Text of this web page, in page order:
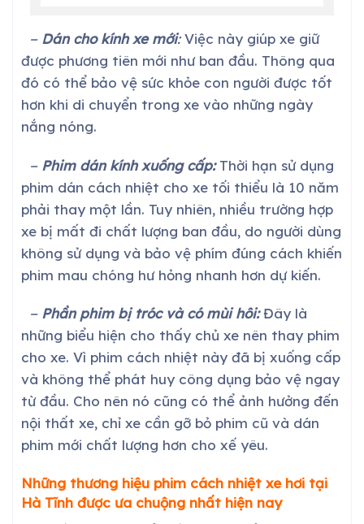
− Dán cho kính xe mới:Việc này giúp xe giữ
được phương tiên mới như ban đầu. Thông qua
đó có thể bảo vệ sức khỏe con người được tốt
hơn khi di chuyển trong xe vào những ngày
nắng nóng.
− Phim dán kính xuống cấp:Thời hạn sử dụng
phim dán cách nhiệt cho xe tối thiểu là 10 năm
phải thay một lần. Tuy nhiên, nhiều trường hợp
xe bị mất đi chất lượng ban đầu, do người dùng
không sử dụng và bảo vệ phím đúng cách khiến
phim mau chóng hư hỏng nhanh hơn dự kiến.
− Phần phim bị tróc và có mùi hôi:Đây là
những biểu hiện cho thấy chủ xe nên thay phim
cho xe. Vì phim cách nhiệt này đã bị xuống cấp
và không thể phát huy công dụng bảo vệ ngay
từ đầu. Cho nên nó cũng có thể ảnh hưởng đến
nội thất xe, chỉ xe cần gỡ bỏ phim cũ và dán
phim mới chất lượng hơn cho xế yêu.
Những thương hiệu phim cách nhiệt xe hơi tại
Hà Tĩnh được ưa chuộng nhất hiện nay